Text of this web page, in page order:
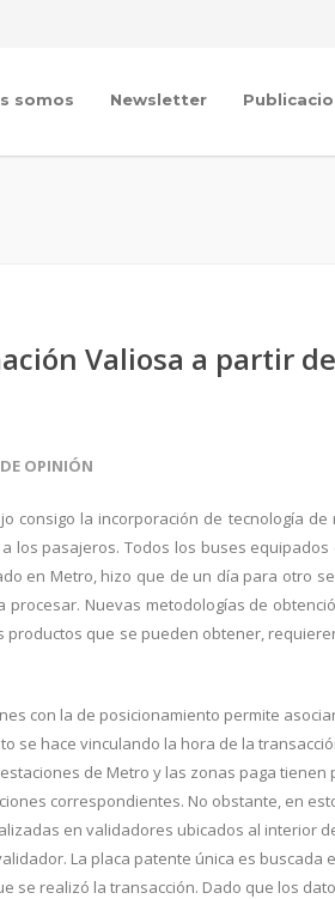
somos Newsletter
Valiosa a partir
OPINIÓN
consigo la incorporación de tecnología
los pasajeros. Todos los buses equipados
en Metro, hizo que de un día para otro
Nuevas metodologías de
productos que se pueden obtener,
con la de posicionamiento permite
se hace vinculando la hora de la
de Metro y las zonas paga
correspondientes. No obstante, en
en validadores ubicados al interior
La placa patente única es buscada
se realizó la transacción. Dado que los